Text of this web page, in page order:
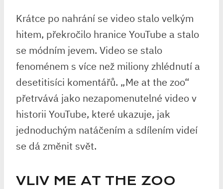
Krátce po nahrání se video stalo velkým
hitem, překročilo hranice YouTube a stalo
se módním jevem. Video se stalo
fenoménem s více než miliony zhlédnutí a
desetitisíci komentářů. „Me at the zoo“
přetrvává jako nezapomenutelné video v
historii YouTube, které ukazuje, jak
jednoduchým natáčením a sdílením videí
se dá změnit svět.
VLIV ME AT THE ZOO